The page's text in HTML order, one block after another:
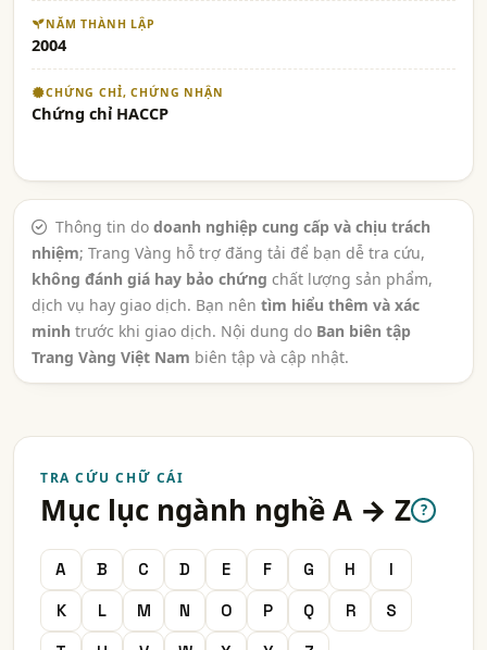
NĂM THÀNH LẬP
2004
CHỨNG CHỈ, CHỨNG NHẬN
Chứng chỉ HACCP
Thông tin do doanh nghiệp cung cấp và chịu trách
nhiệm; Trang Vàng hỗ trợ đăng tải để bạn dễ tra cứu,
không đánh giá hay bảo chứng chất lượng sản phẩm,
dịch vụ hay giao dịch. Bạn nên tìm hiểu thêm và xác
minh trước khi giao dịch. Nội dung do Ban biên tập
Trang Vàng Việt Nam biên tập và cập nhật.
TRA CỨU CHỮ CÁI
Mục lục ngành nghề A → Z ?
A B C D E F G H
I
K
L M N O P Q R
S